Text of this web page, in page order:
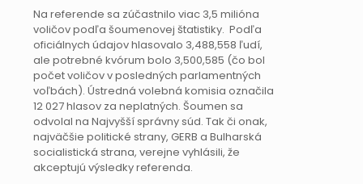
Na referende sa zúčastnilo viac 3,5 milióna
voličov podľa šoumenovej štatistiky. Podľa
oficiálnych údajov hlasovalo 3,488,558 ľudí,
ale potrebné kvórum bolo 3,500,585 (čo bol
počet voličov v posledných parlamentných
voľbách). Ústredná volebná komisia označila
12 027 hlasov za neplatných. Šoumen sa
odvolal na Najvyšší správny súd. Tak či onak,
najväčšie politické strany, GERB a Bulharská
socialistická strana, verejne vyhlásili, že
akceptujú výsledky referenda.